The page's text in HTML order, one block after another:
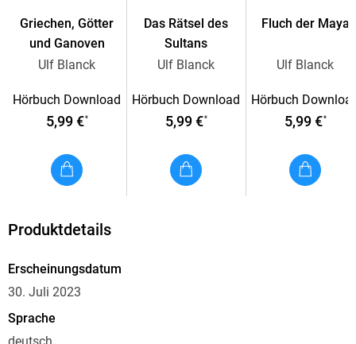
Griechen, Götter
und Ganoven
Ulf Blanck
Hörbuch Download
5,99 €*
Das Rätsel des
Sultans
Ulf Blanck
Hörbuch Download
5,99 €*
Fluch der Maya
Ulf Blanck
Hörbuch
5,99 €*
Produktdetails
Erscheinungsdatum
30. Juli 2023
Sprache